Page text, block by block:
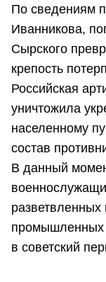
По сведениям
Иванникова,
Сырского
крепость
Российская
уничтожила
населенному
состав
В данный
промышленных
в советский